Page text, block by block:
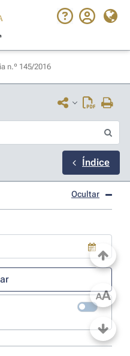
n.º 145/2016
Índice
Ocultar
abrir o calendário; Use as
AA